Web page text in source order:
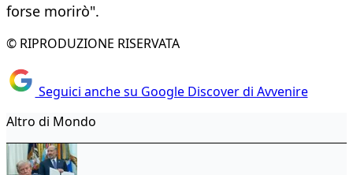
forse morirò".
© RIPRODUZIONE RISERVATA
Seguici anche su Google Discover di Avvenire
Altro di Mondo